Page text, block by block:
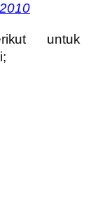
untuk